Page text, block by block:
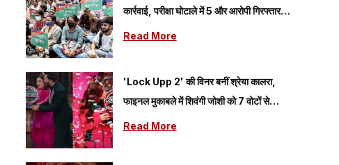
कार्रवाई, परीक्षा घोटाले में 5 और आरोपी गिरफ्तार,
अबतक 19 लोग हत्थे चढ़े
Read More
'Lock Upp 2' की विनर बनीं श्रेया कालरा,
फाइनल मुकाबले में शिवंगी जोशी को 7 वोटों से
हराया; ट्रॉफी के साथ जीती बड़ी प्राइज मनी
Read More